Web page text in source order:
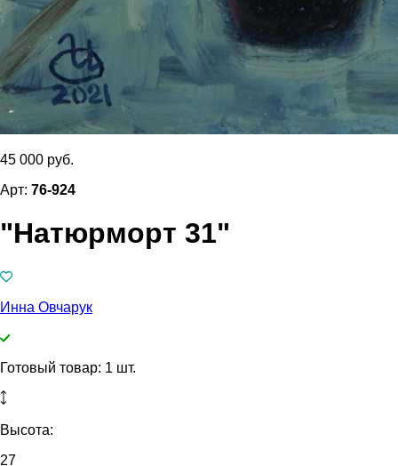
45 000 руб.
Арт: 76-924
"Натюрморт 31"
Инна Овчарук
Готовый товар: 1 шт.
Высота:
27